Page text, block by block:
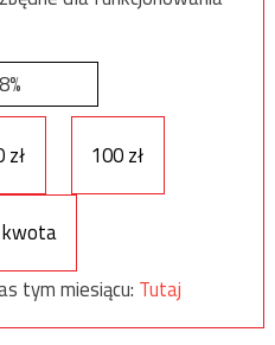
8%
zł 100 zł
kwota
tym miesiącu: Tutaj